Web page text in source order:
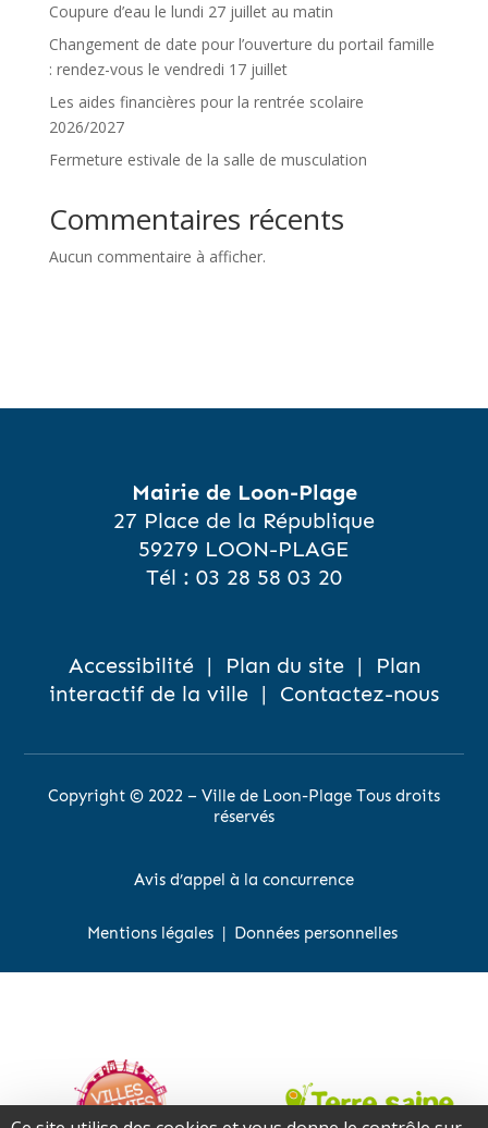
Coupure d’eau le lundi 27 juillet au matin
Changement de date pour l’ouverture du portail famille
: rendez-vous le vendredi 17 juillet
Les aides financières pour la rentrée scolaire
2026/2027
Fermeture estivale de la salle de musculation
Commentaires récents
Aucun commentaire à afficher.
Mairie de Loon-Plage
27 Place de la République
59279 LOON-PLAGE
Tél : 03 28 58 03 20
Accessibilité| Plan du site|
Plan
interactif de la ville | Contactez-nous
Copyright © 2022 – Ville de Loon-Plage Tous droits
réservés
Avis d’appel à la concurrence
Mentions légales| Données personnelles